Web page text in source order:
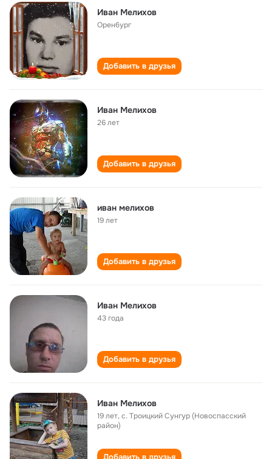
Иван Мелихов
Оренбург
Добавить в друзья
Иван Мелихов
26 лет
Добавить в друзья
иван мелихов
19 лет
Добавить в друзья
Иван Мелихов
43 года
Добавить в друзья
Иван Мелихов
19 лет,с. Троицкий Сунгур (Новоспасский
район)
Добавить в друзья